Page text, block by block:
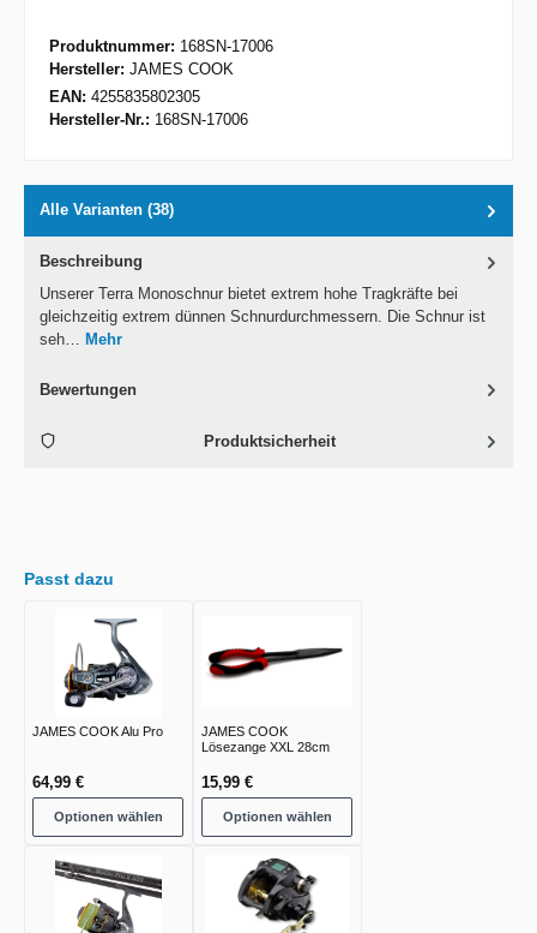
Produktnummer: 168SN-17006
Hersteller: JAMES COOK
EAN: 4255835802305
Hersteller-Nr.: 168SN-17006
Alle Varianten (38)
Beschreibung
Unserer Terra Monoschnur bietet extrem hohe Tragkräfte bei
gleichzeitig extrem dünnen Schnurdurchmessern. Die Schnur ist
seh…
Mehr
Bewertungen
Produktsicherheit
Passt dazu
JAMES COOK Alu Pro
64,99 €
Optionen wählen
JAMES COOK
Lösezange XXL 28cm
15,99 €
Optionen wählen